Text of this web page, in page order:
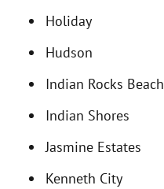
Holiday
Hudson
Indian Rocks Beach
Indian Shores
Jasmine Estates
Kenneth City